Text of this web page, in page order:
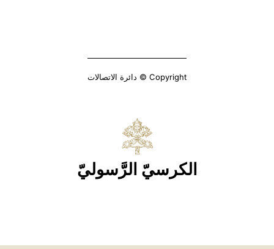
Copyright © دائرة الاتصالات
الكرسيّ الرَّسوليّ